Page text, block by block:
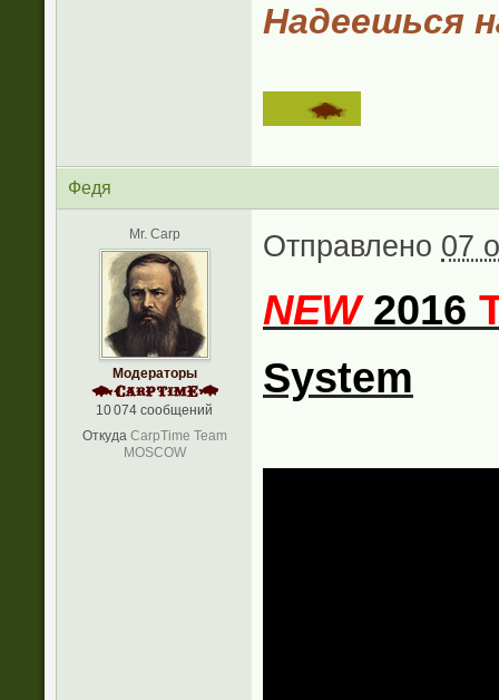
Надеешься
Федя
Mr. Carp
Модераторы
10 074 сообщений
Откуда CarpTime Team
MOSCOW
Отправлено 07
NEW 2016
System